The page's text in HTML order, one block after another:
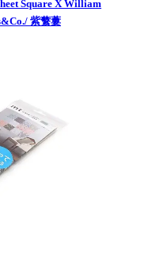
Square X William
紫蘩蔞